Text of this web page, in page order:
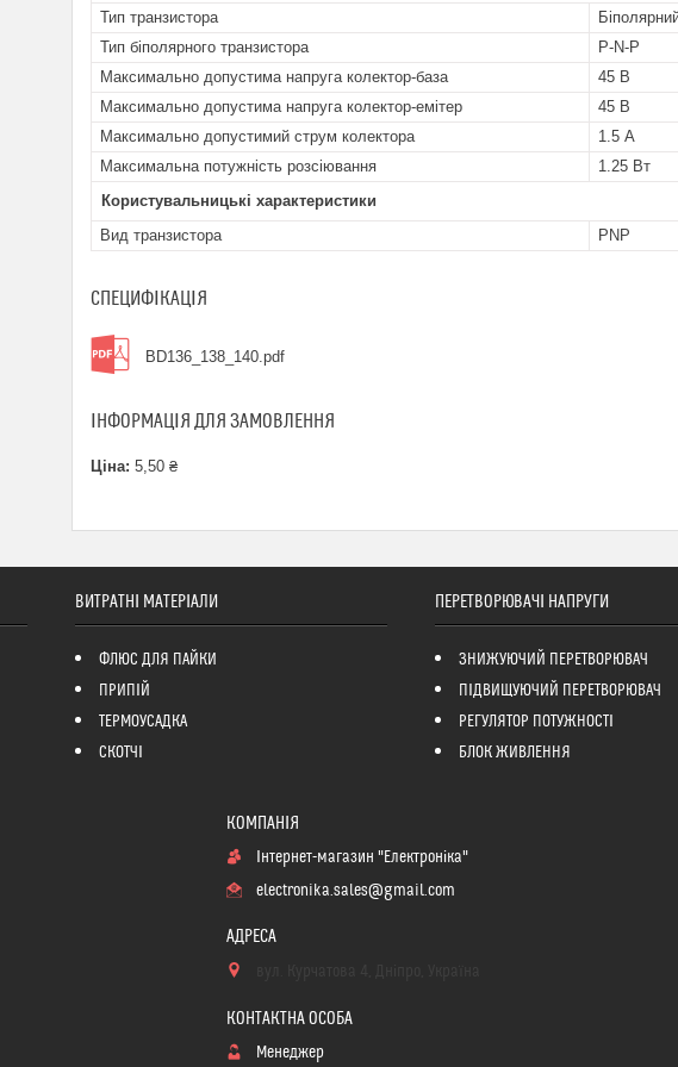
Тип транзистора
Тип біполярного транзистора
P-N-P
Максимально допустима напруга колектор-база
45 В
Максимально допустима напруга колектор-емітер
45 В
Максимально допустимий струм колектора
1.5 А
Максимальна потужність розсіювання
1.25 Вт
Користувальницькі характеристики
Вид транзистора
PNP
СПЕЦИФІКАЦІЯ
BD136_138_140.pdf
ІНФОРМАЦІЯ ДЛЯ ЗАМОВЛЕННЯ
Ціна: 5,50 ₴
ВИТРАТНІ МАТЕРІАЛИ
ФЛЮС ДЛЯ ПАЙКИ
ПРИПІЙ
ТЕРМОУСАДКА
СКОТЧІ
ПЕРЕТВОРЮВАЧІ НАПРУГИ
ЗНИЖУЮЧИЙ ПЕРЕТВОРЮВАЧ
ПІДВИЩУЮЧИЙ ПЕРЕТВОРЮВАЧ
РЕГУЛЯТОР ПОТУЖНОСТІ
БЛОК ЖИВЛЕННЯ
Інтернет-магазин "Електроніка"
electronika.sales@gmail.com
Менеджер